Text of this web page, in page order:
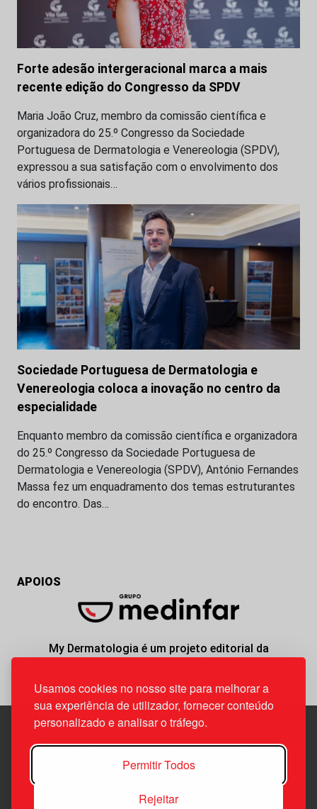
Usamos cookies no nosso site para melhorar a
sua experiência de utilizador, fornecer conteúdo
personalizado e analisar o tráfego.
Permitir Todos
Rejeitar
Forte adesão intergeracional marca a mais
recente edição do Congresso da SPDV
Maria João Cruz, membro da comissão científica e
organizadora do 25.º Congresso da Sociedade
Portuguesa de Dermatologia e Venereologia (SPDV),
expressou a sua satisfação com o envolvimento dos
vários profissionais…
Sociedade Portuguesa de Dermatologia e
Venereologia coloca a inovação no centro da
especialidade
Enquanto membro da comissão científica e organizadora
do 25.º Congresso da Sociedade Portuguesa de
Dermatologia e Venereologia (SPDV), António Fernandes
Massa fez um enquadramento dos temas estruturantes
do encontro. Das…
APOIOS
My Dermatologia é um projeto editorial da
responsabilidade da News Farma, possível com o
Edif. Lisboa Oriente | Av. Infante D. Henrique, n.º 333H, esc.
1800-282 Lisboa | Portugal